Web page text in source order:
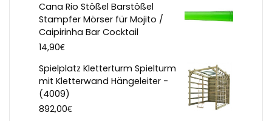
Cana Rio Stößel Barstößel
Stampfer Mörser für Mojito /
Caipirinha Bar Cocktail
14,90€
Spielplatz Kletterturm Spielturm
mit Kletterwand Hängeleiter -
(4009)
892,00€